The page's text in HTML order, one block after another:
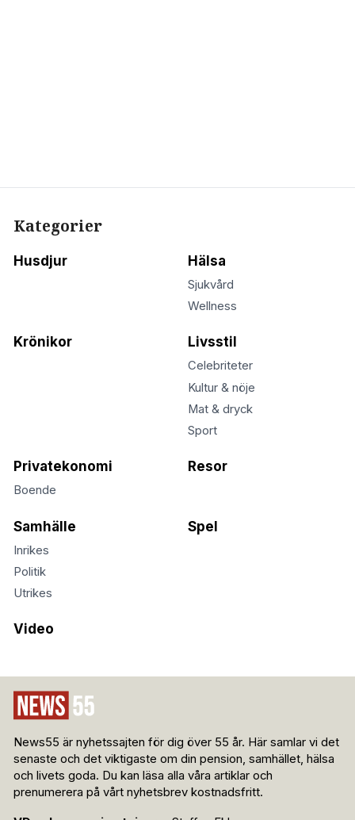
Kategorier
Husdjur Hälsa
Sjukvård
Wellness
Krönikor Livsstil
Celebriteter
Kultur & nöje
Mat & dryck
Sport
Privatekonomi
Boende
Resor
Samhälle
Inrikes
Politik
Utrikes
Spel
Video
News55 är nyhetssajten för dig över 55 år. Här samlar vi det
senaste och det viktigaste om din pension, samhället, hälsa
och livets goda. Du kan läsa alla våra artiklar och
prenumerera på vårt nyhetsbrev kostnadsfritt.